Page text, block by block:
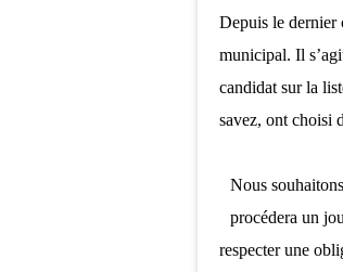
Depuis le dernier
municipal. Il
candidat sur la
savez, ont choisi
Nous
procédera un
respecter une